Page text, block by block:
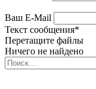
Ваш E-Mail
Текст сообщения*
Перетащите файлы
Ничего не найдено